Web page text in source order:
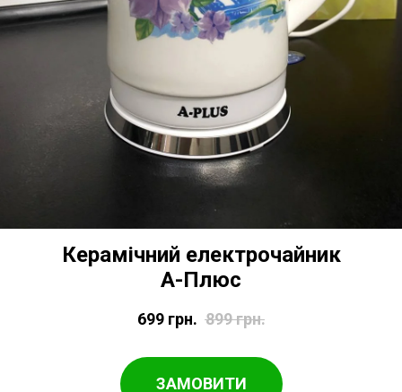
Керамічний електрочайник
А-Плюс
699 грн. 899грн.
ЗАМОВИТИ